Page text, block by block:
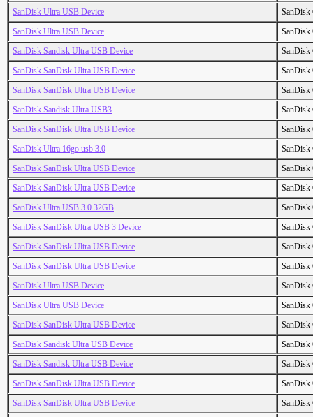
SanDisk Ultra USB Device
SanDisk
SanDisk Ultra USB Device
SanDisk
SanDisk Sandisk Ultra USB Device
SanDisk
SanDisk SanDisk Ultra USB Device
SanDisk
SanDisk SanDisk Ultra USB Device
SanDisk
SanDisk Sandisk Ultra USB3
SanDisk
SanDisk SanDisk Ultra USB Device
SanDisk
SanDisk Ultra 16go usb 3.0
SanDisk
SanDisk SanDisk Ultra USB Device
SanDisk
SanDisk SanDisk Ultra USB Device
SanDisk
SanDisk Ultra USB 3.0 32GB
SanDisk
SanDisk SanDisk Ultra USB 3 Device
SanDisk
SanDisk SanDisk Ultra USB Device
SanDisk
SanDisk SanDisk Ultra USB Device
SanDisk
SanDisk Ultra USB Device
SanDisk
SanDisk Ultra USB Device
SanDisk
SanDisk SanDisk Ultra USB Device
SanDisk
SanDisk Sandisk Ultra USB Device
SanDisk
SanDisk Sandisk Ultra USB Device
SanDisk
SanDisk SanDisk Ultra USB Device
SanDisk
SanDisk SanDisk Ultra USB Device
SanDisk